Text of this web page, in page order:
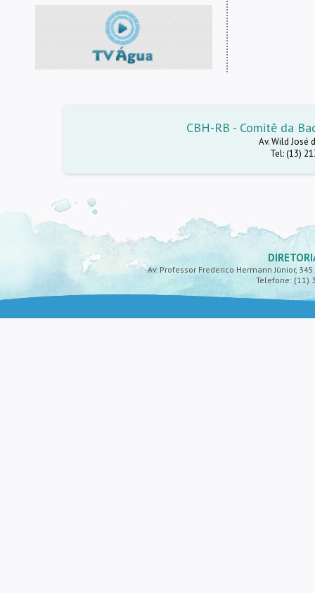
CBH-RB - Comitê da
Av. Wild José
Tel: (13)
Av. Professor Frederico Hermann Júnior,
Telefone: (11)